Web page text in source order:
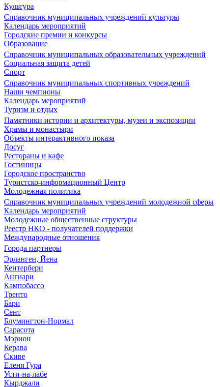
Культура
Справочник муниципальных учреждений культуры
Календарь мероприятий
Городские премии и конкурсы
Образование
Справочник муниципальных образовательных учреждений
Социальная защита детей
Спорт
Справочник муниципальных спортивных учреждений
Наши чемпионы
Календарь мероприятий
Туризм и отдых
Памятники истории и архитектуры, музеи и экспозиции
Храмы и монастыри
Объекты интерактивного показа
Досуг
Рестораны и кафе
Гостиницы
Городское пространство
Туристско-информационный Центр
Молодежная политика
Справочник муниципальных учреждений молодежной сферы
Календарь мероприятий
Молодежные общественные структуры
Реестр НКО - получателей поддержки
Международные отношения
Города партнеры
Эрланген, Йена
Кентербери
Ангиари
Кампобассо
Тренто
Бари
Сент
Блумингтон-Нормал
Сарасота
Мэрион
Керава
Скиве
Еленя Гура
Усти-на-лабе
Кырджали